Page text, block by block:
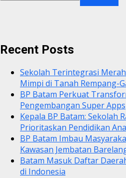
Recent Posts
Sekolah Terintegrasi
Mimpi di Tanah Rempang-
BP Batam Perkuat
Pengembangan Super Apps
Kepala BP Batam: Sekolah
Prioritaskan Pendidikan
BP Batam Imbau
Kawasan Jembatan
Batam Masuk Daftar
di Indonesia